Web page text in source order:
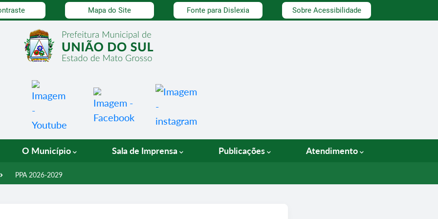
Mapa do Site Fonte para Dislexia Sobre Acessibilidade
O Município Sala de Imprensa Publicações Atendimento
PPA 2026-2029